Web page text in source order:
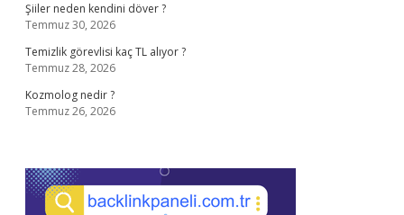
Şiiler neden kendini döver ?
Temmuz 30, 2026
Temizlik görevlisi kaç TL alıyor ?
Temmuz 28, 2026
Kozmolog nedir ?
Temmuz 26, 2026